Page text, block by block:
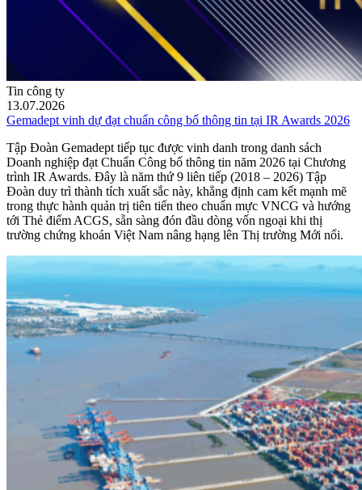
Tin công ty
13.07.2026
Gemadept vinh dự đạt chuẩn công bố thông tin tại IR Awards 2026
Tập Đoàn Gemadept tiếp tục được vinh danh trong danh sách
Doanh nghiệp đạt Chuẩn Công bố thông tin năm 2026 tại Chương
trình IR Awards. Đây là năm thứ 9 liên tiếp (2018 – 2026) Tập
Đoàn duy trì thành tích xuất sắc này, khẳng định cam kết mạnh mẽ
trong thực hành quản trị tiên tiến theo chuẩn mực VNCG và hướng
tới Thẻ điểm ACGS, sẵn sàng đón đầu dòng vốn ngoại khi thị
trường chứng khoán Việt Nam nâng hạng lên Thị trường Mới nổi.